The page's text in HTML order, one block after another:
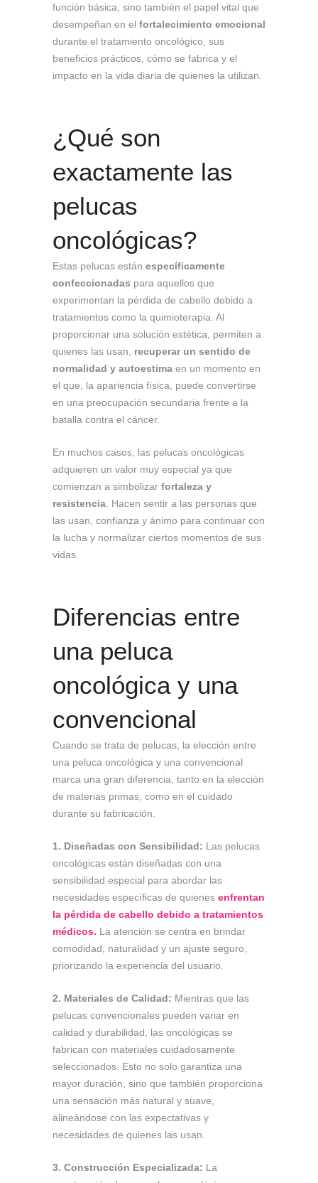
función básica, sino también el papel vital que
desempeñan en el fortalecimiento emocional
durante el tratamiento oncológico, sus
beneficios prácticos, cómo se fabrica y el
impacto en la vida diaria de quienes la utilizan.
¿Qué son
exactamente las
pelucas
oncológicas?
Estas pelucas están específicamente
confeccionadas para aquellos que
experimentan la pérdida de cabello debido a
tratamientos como la quimioterapia. Al
proporcionar una solución estética, permiten a
quienes las usan, recuperar un sentido de
normalidad y autoestima en un momento en
el que, la apariencia física, puede convertirse
en una preocupación secundaria frente a la
batalla contra el cáncer.
En muchos casos, las pelucas oncológicas
adquieren un valor muy especial ya que
comienzan a simbolizar fortaleza y
resistencia . Hacen sentir a las personas que
las usan, confianza y ánimo para continuar con
la lucha y normalizar ciertos momentos de sus
vidas.
Diferencias entre
una peluca
oncológica y una
convencional
Cuando se trata de pelucas, la elección entre
una peluca oncológica y una convencional
marca una gran diferencia, tanto en la elección
de materias primas, como en el cuidado
durante su fabricación.
1. Diseñadas con Sensibilidad: Las pelucas
oncológicas están diseñadas con una
sensibilidad especial para abordar las
necesidades específicas de quienes enfrentan
la pérdida de cabello debido a tratamientos
médicos. La atención se centra en brindar
comodidad, naturalidad y un ajuste seguro,
priorizando la experiencia del usuario.
2. Materiales de Calidad: Mientras que las
pelucas convencionales pueden variar en
calidad y durabilidad, las oncológicas se
fabrican con materiales cuidadosamente
seleccionados. Esto no solo garantiza una
mayor duración, sino que también proporciona
una sensación más natural y suave,
alineándose con las expectativas y
necesidades de quienes las usan.
3. Construcción Especializada: La